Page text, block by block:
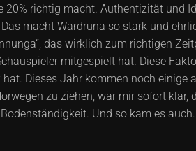
20% richtig macht. Authentizität und
macht Wardruna so stark und
das wirklich zum richtigen
mitgespielt hat. Diese
Dieses Jahr kommen noch einige
zu ziehen, war mir sofort klar,
Und so kam es